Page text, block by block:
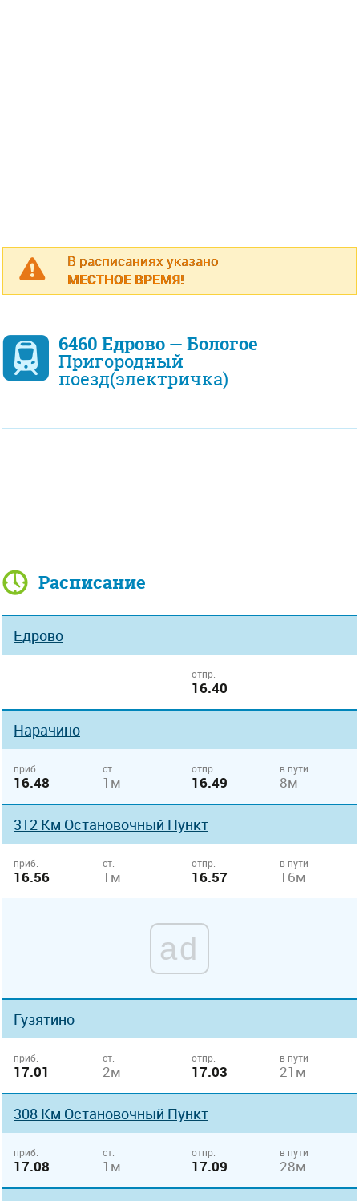
В расписаниях указано
МЕСТНОЕ ВРЕМЯ!
6460 Едрово — Бологое
Пригородный
поезд(электричка)
Расписание
Едрово
отпр.
16.40
Нарачино
приб.
16.48
ст.
1м
отпр.
16.49
в пути
8м
312 Км Остановочный Пункт
приб.
16.56
ст.
1м
отпр.
16.57
в пути
16м
ad
Гузятино
приб.
17.01
ст.
2м
отпр.
17.03
в пути
21м
308 Км Остановочный Пункт
приб.
17.08
ст.
1м
отпр.
17.09
в пути
28м